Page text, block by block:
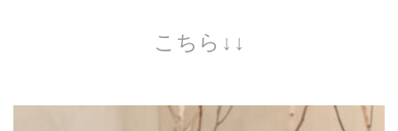
こちら↓↓